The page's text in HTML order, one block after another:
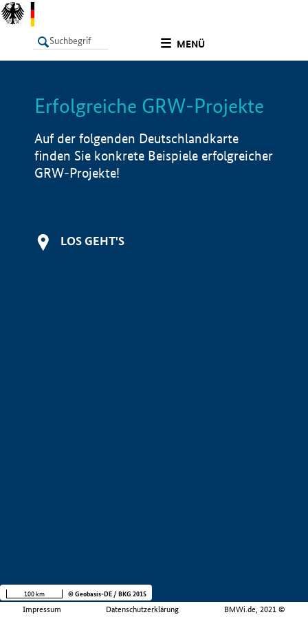
MENÜ
LISTE Info
Erfolgreiche GRW-Projekte
Auf der folgenden Deutschlandkarte
finden Sie konkrete Beispiele erfolgreicher
GRW-Projekte!
LOS GEHT'S
Impressum Datenschutzerklärung BMWi.de, 2021 ©
100 km © Geobasis-DE / BKG 2015